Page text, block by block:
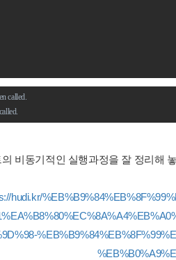
called.
비동기적인 실행과정을 잘 정리해
hudi.kr/